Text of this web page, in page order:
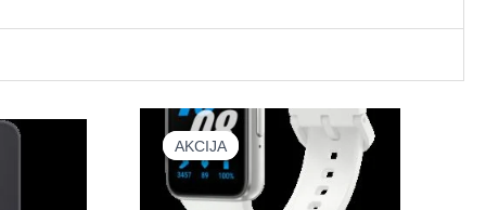
AKCIJA
AKCIJA